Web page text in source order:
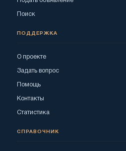
Поиск
ПОДДЕРЖКА
О проекте
Задать вопрос
Помощь
Контакты
Статистика
СПРАВОЧНИК